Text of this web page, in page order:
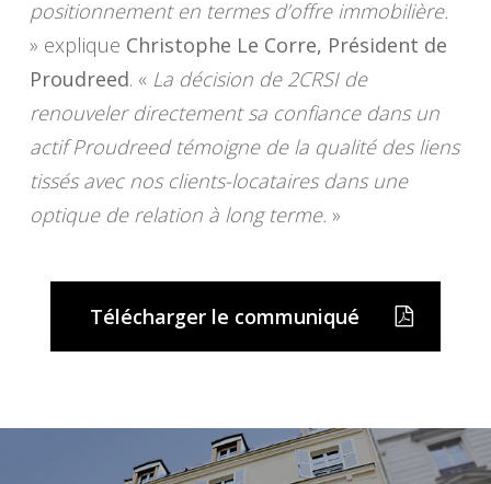
positionnement en termes d’offre immobilière.
» explique Christophe Le Corre, Président de
Proudreed. « La décision de 2CRSI de
renouveler directement sa confiance dans un
actif Proudreed témoigne de la qualité des liens
tissés avec nos clients-locataires dans une
optique de relation à long terme. »
Télécharger le communiqué